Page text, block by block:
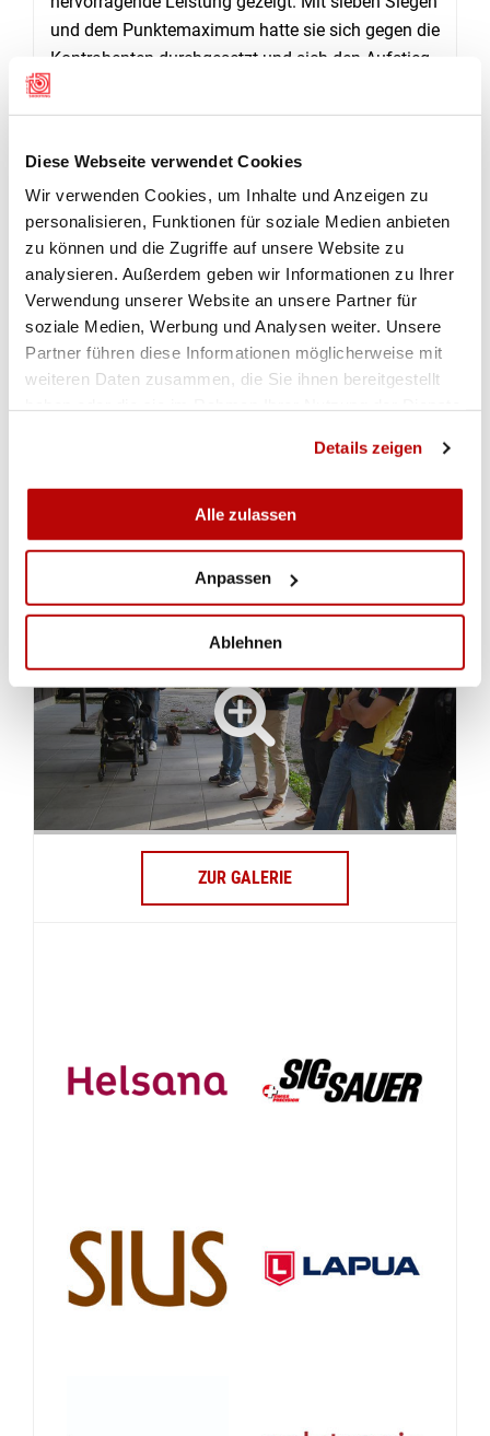
Diese Webseite verwendet Cookies
Wir verwenden Cookies, um Inhalte und Anzeigen zu
personalisieren, Funktionen für soziale Medien anbieten
zu können und die Zugriffe auf unsere Website zu
analysieren. Außerdem geben wir Informationen zu Ihrer
Verwendung unserer Website an unsere Partner für
soziale Medien, Werbung und Analysen weiter. Unsere
Partner führen diese Informationen möglicherweise mit
weiteren Daten zusammen, die Sie ihnen bereitgestellt
Details zeigen
Alle zulassen
Anpassen
Ablehnen
und dem Punktemaximum hatte sie sich gegen die
Kontrahenten durchgesetzt und sich den Aufstieg
und dem bis anhin noch nie erreichten Aufstieg in
die Nationalliga B, wurde Vereinsgeschichte
geschrieben. An der ausgelassenen Aufstiegsfeier
vom 28. September 2019 wurden die erzielten
Erfolge im Kreis der Freischützen, ihrer Familien
und Freunden gefeiert. Mit dabei war auch der
eben von den Europameisterschaften in Bologna
und Tolmezzo zurückgekehrte Jan Lochbihler, der
in der ersten Mannschaft von Balsthal-Klus zu den
Erfolgen beigetragen hat.(Marco Baumgartner,
IMPRESSIONEN VON DER AUFSTIEGSFEIER
ZUR GALERIE